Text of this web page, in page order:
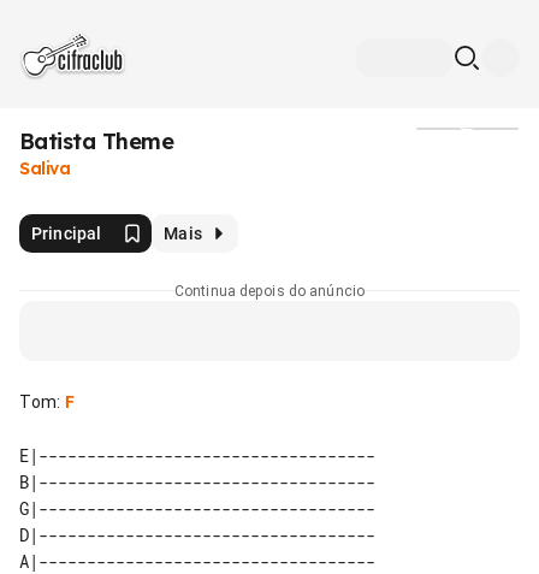
Batista Theme
Saliva
Principal Mais
Continua depois do anúncio
Tom: F
E|-----------------------------------
B|-----------------------------------
G|-----------------------------------
D|-----------------------------------
A|-----------------------------------